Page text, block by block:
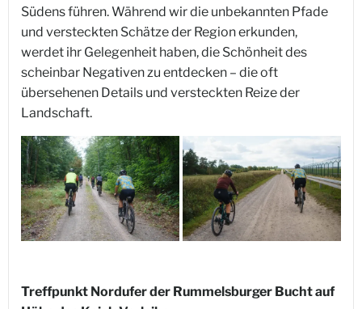
Südens führen. Während wir die unbekannten Pfade
und versteckten Schätze der Region erkunden,
werdet ihr Gelegenheit haben, die Schönheit des
scheinbar Negativen zu entdecken – die oft
übersehenen Details und versteckten Reize der
Landschaft.
Treffpunkt Nordufer der Rummelsburger Bucht auf